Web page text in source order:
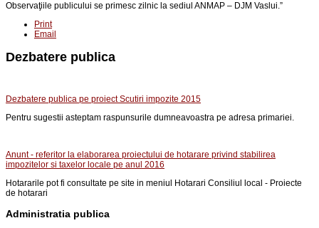
Observaţiile publicului se primesc zilnic la sediul ANMAP – DJM Vaslui.”
Print
Email
Dezbatere publica
Dezbatere publica pe proiect Scutiri impozite 2015
Pentru sugestii asteptam raspunsurile dumneavoastra pe adresa primariei.
Anunt - referitor la elaborarea proiectului de hotarare privind stabilirea
impozitelor si taxelor locale pe anul 2016
Hotararile pot fi consultate pe site in meniul Hotarari Consiliul local - Proiecte
de hotarari
Administratia publica